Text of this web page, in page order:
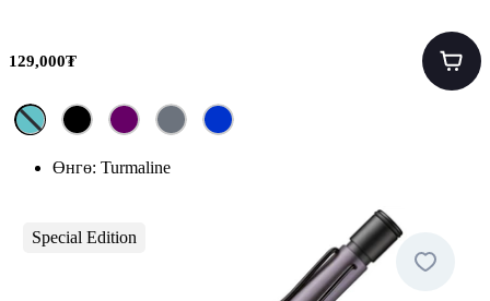
129,000₮
Өнгө: Turmaline
Special Edition